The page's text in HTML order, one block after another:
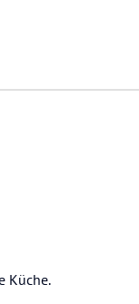
Küche.